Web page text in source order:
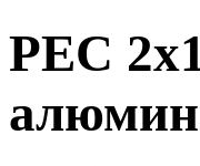
PEC